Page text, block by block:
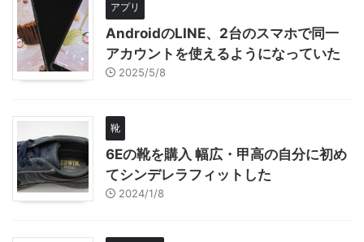
アプリ
AndroidのLINE、2台のスマホで同一
アカウントを使えるようになっていた
2025/5/8
靴
6Eの靴を購入 幅広・甲高の自分に初め
てシンデレラフィットした
2024/1/8